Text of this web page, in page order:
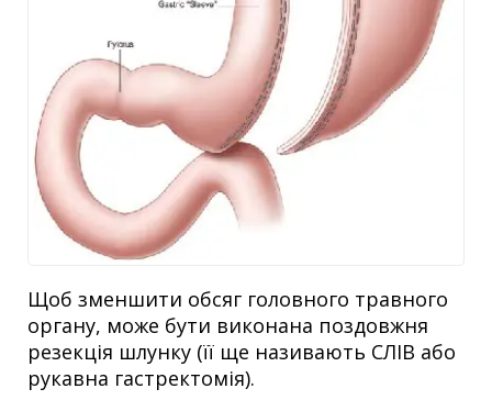
Щоб зменшити обсяг головного травного
органу, може бути виконана поздовжня
резекція шлунку (її ще називають СЛІВ або
рукавна гастректомія).